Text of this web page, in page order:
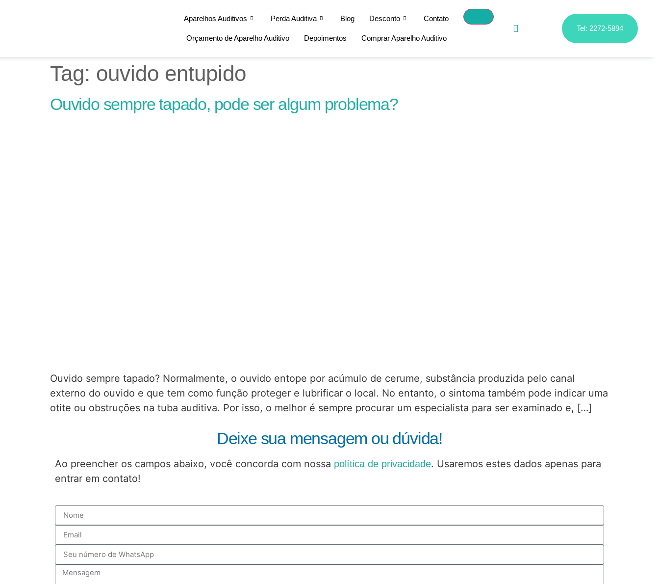
Aparelhos Auditivos Perda Auditiva Blog Desconto Contato
Orçamento de Aparelho Auditivo Depoimentos Comprar Aparelho Auditivo
Tel: 2272-5894
Tag: ouvido entupido
Ouvido sempre tapado, pode ser algum problema?
Ouvido sempre tapado? Normalmente, o ouvido entope por acúmulo de cerume, substância produzida pelo canal
externo do ouvido e que tem como função proteger e lubrificar o local. No entanto, o sintoma também pode indicar uma
otite ou obstruções na tuba auditiva. Por isso, o melhor é sempre procurar um especialista para ser examinado e, […]
Deixe sua mensagem ou dúvida!
Ao preencher os campos abaixo, você concorda com nossa política de privacidade. Usaremos estes dados apenas para
entrar em contato!